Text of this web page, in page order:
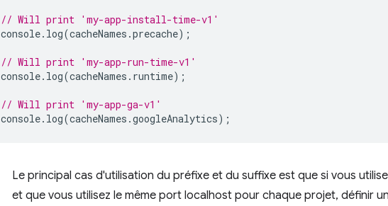
// Will print 'my-app-install-time-v1'
console. log(cacheNames .precache);
// Will print 'my-app-run-time-v1'
console. log(cacheNames . runtime);
// Will print 'my-app-ga-v1'
console. log(cacheNames .googleAnalytics);
Le principal cas d'utilisation du préfixe et du suffixe est que si vous
et que vous utilisez le même port localhost pour chaque projet, définir